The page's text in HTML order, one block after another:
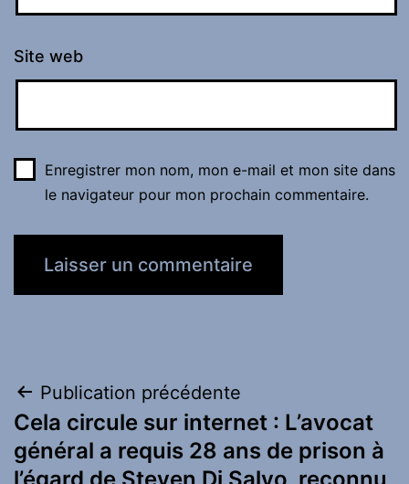
Site web
Enregistrer mon nom, mon e-mail et mon site dans
le navigateur pour mon prochain commentaire.
Navigation
de
Publication précédente
Cela circule sur internet : L’avocat
général a requis 28 ans de prison à